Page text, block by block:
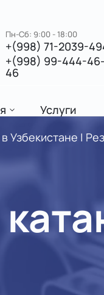
Пн-Сб: 9:00 - 18:00
+(998) 71-2039-
+(998) 99-444-46-
46
Услуги
Узбекистане |